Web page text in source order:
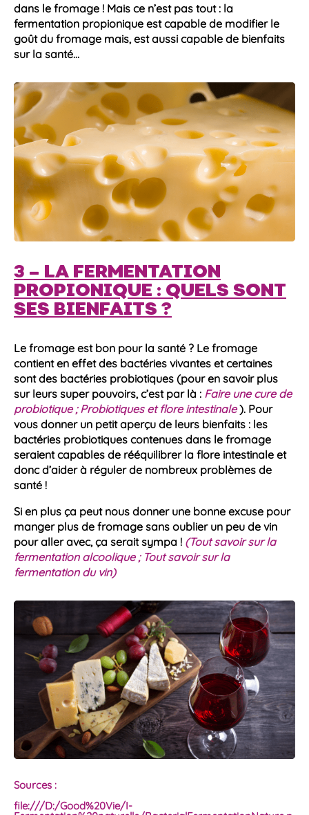
dans le fromage ! Mais ce n’est pas tout : la
fermentation propionique est capable de modifier le
goût du fromage mais, est aussi capable de bienfaits
sur la santé…
3 – LA FERMENTATION
PROPIONIQUE : QUELS SONT
SES BIENFAITS ?
Le fromage est bon pour la santé ? Le fromage
contient en effet des bactéries vivantes et certaines
sont des bactéries probiotiques (pour en savoir plus
sur leurs super pouvoirs, c’est par là : Faire une cure de
probiotique ; Probiotiques et flore intestinale). Pour
vous donner un petit aperçu de leurs bienfaits : les
bactéries probiotiques contenues dans le fromage
seraient capables de rééquilibrer la flore intestinale et
donc d’aider à réguler de nombreux problèmes de
santé !
Si en plus ça peut nous donner une bonne excuse pour
manger plus de fromage sans oublier un peu de vin
pour aller avec, ça serait sympa ! (Tout savoir sur la
fermentation alcoolique ; Tout savoir sur la
fermentation du vin)
Sources :
file:///D:/Good%20Vie/I-